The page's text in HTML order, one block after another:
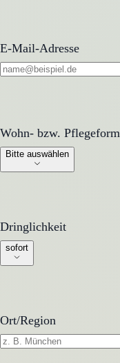
E-Mail-Adresse
Wohn- bzw. Pflegeform
Wohn- bzw. Pflegeform
Bitte auswählen
Dringlichkeit
Dringlichkeit
sofort
Ort/Region